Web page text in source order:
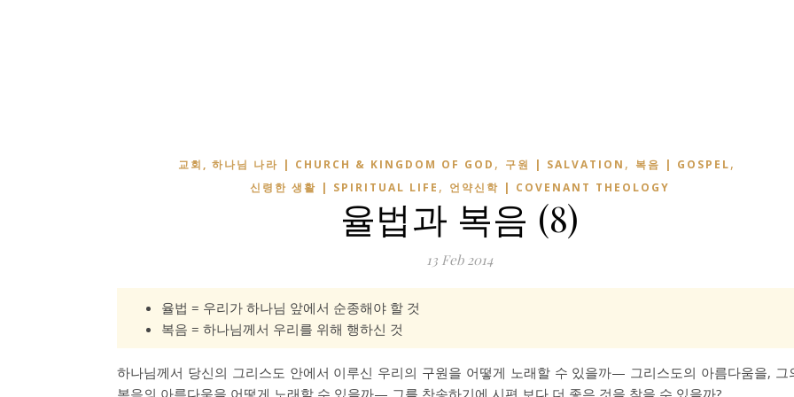
교회, 하나님 나라 | CHURCH & KINGDOM OF GOD , 구원 | SALVATION , 복음 | GOSPEL,
신령한 생활 | SPIRITUAL LIFE , 언약신학 | COVENANT THEOLOGY
율법과 복음 (8)
13 Feb 2014
율법 = 우리가 하나님 앞에서 순종해야 할 것
복음 = 하나님께서 우리를 위해 행하신 것
하나님께서 당신의 그리스도 안에서 이루신 우리의 구원을 어떻게 노래할 수 있을까— 그리스도의 아름다움을, 그